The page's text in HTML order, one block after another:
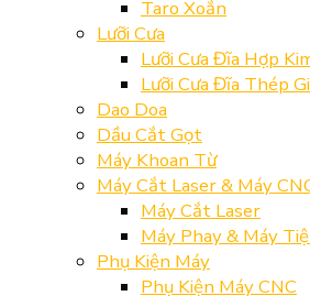
Taro Xoắn
Lưỡi Cưa
Lưỡi Cưa Đĩa Hợp
Lưỡi Cưa Đĩa Thép
Dao Doa
Dầu Cắt Gọt
Máy Khoan Từ
Máy Cắt Laser & Máy
Máy Cắt Laser
Máy Phay & Máy
Phụ Kiện Máy
Phụ Kiện Máy CNC